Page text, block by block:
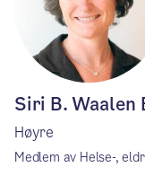
Siri B. Waalen
Høyre
Medlem av Helse-,